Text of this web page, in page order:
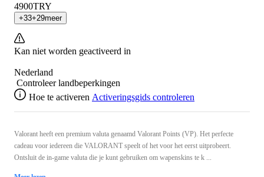
4900TRY
+33+29meer
Kan niet worden geactiveerd in
Nederland
Controleer landbeperkingen
Hoe te activeren Activeringsgids controleren
Valorant heeft een premium valuta genaamd Valorant Points (VP). Het perfecte
cadeau voor iedereen die VALORANT speelt of het voor het eerst uitprobeert.
Ontsluit de in-game valuta die je kunt gebruiken om wapenskins te k ...